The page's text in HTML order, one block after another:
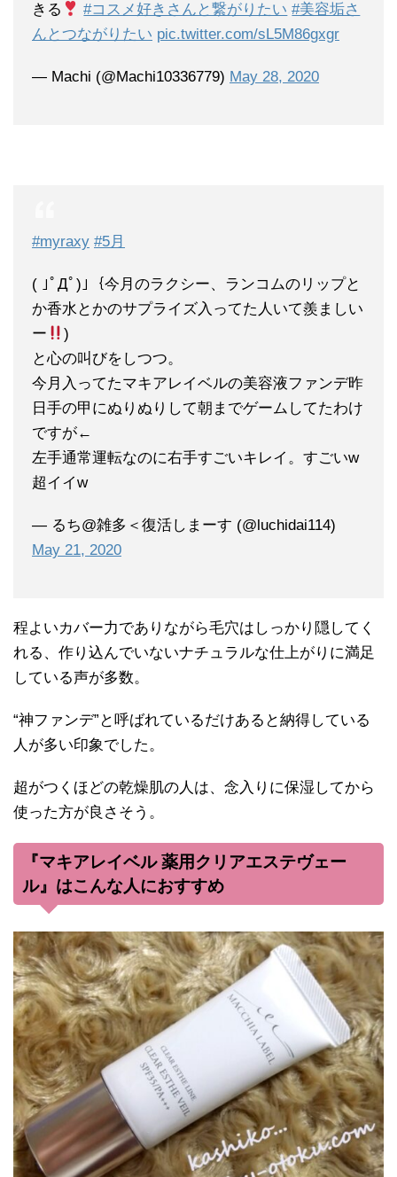
きる
#コスメ好きさんと繋がりたい #美容垢さ
んとつながりたい pic.twitter.com/sL5M86gxgr
— Machi (@Machi10336779) May 28, 2020
#myraxy #5月
( ｣ﾟДﾟ)｣｛今月のラクシー、ランコムのリップと
か香水とかのサプライズ入ってた人いて羨ましい
ー
)
と心の叫びをしつつ。
今月入ってたマキアレイベルの美容液ファンデ昨
日手の甲にぬりぬりして朝までゲームしてたわけ
ですが←
左手通常運転なのに右手すごいキレイ。すごいw
超イイw
— るち@雑多＜復活しまーす (@luchidai114)
May 21, 2020
程よいカバー力でありながら毛穴はしっかり隠してく
れる、作り込んでいないナチュラルな仕上がりに満足
している声が多数。
“神ファンデ”と呼ばれているだけあると納得している
人が多い印象でした。
超がつくほどの乾燥肌の人は、念入りに保湿してから
使った方が良さそう。
『マキアレイベル 薬用クリアエステヴェー
ル』はこんな人におすすめ